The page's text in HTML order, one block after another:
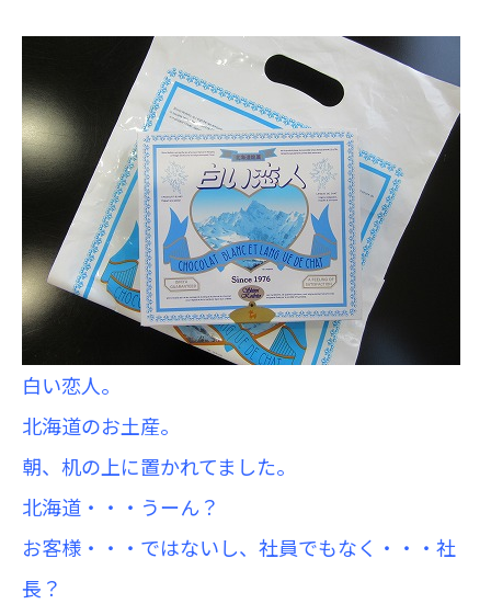
白い恋人。
北海道のお土産。
朝、机の上に置かれてました。
北海道・・・うーん？
お客様・・・ではないし、社員でもなく・・・社
長？